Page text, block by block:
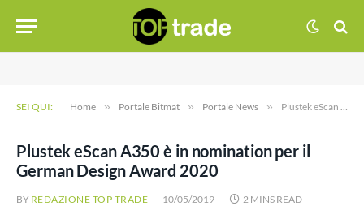
SEI QUI: Home » Portale Bitmat » Portale News » Plustek eScan A350 è in nomination per il German Design Award 2020
Plustek eScan A350 è in nomination per il
German Design Award 2020
BY REDAZIONE TOP TRADE 10/05/2019 2 MINS READ